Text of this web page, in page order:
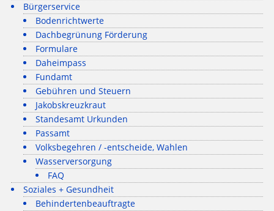
Bürgerservice
Bodenrichtwerte
Dachbegrünung Förderung
Formulare
Daheimpass
Fundamt
Gebühren und Steuern
Jakobskreuzkraut
Standesamt Urkunden
Passamt
Volksbegehren / -entscheide, Wahlen
Wasserversorgung
FAQ
Soziales + Gesundheit
Behindertenbeauftragte